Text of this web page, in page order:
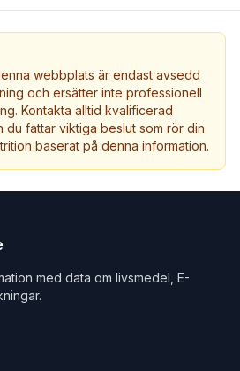
webbplats är endast avsedd
och ersätter inte professionell
Kontakta alltid kvalificerad
du fattar viktiga beslut som rör din
baserat på denna information.
med data om livsmedel, E-